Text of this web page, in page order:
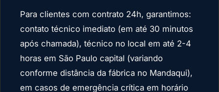
Para clientes com contrato 24h, garantimos:
contato técnico imediato (em até 30 minutos
após chamada), técnico no local em até 2-4
horas em São Paulo capital (variando
conforme distância da fábrica no Mandaqui),
em casos de emergência crítica em horário